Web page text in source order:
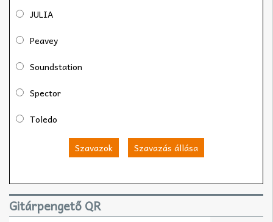
JULIA
Peavey
Soundstation
Spector
Toledo
Szavazok Szavazás állása
Gitárpengető QR